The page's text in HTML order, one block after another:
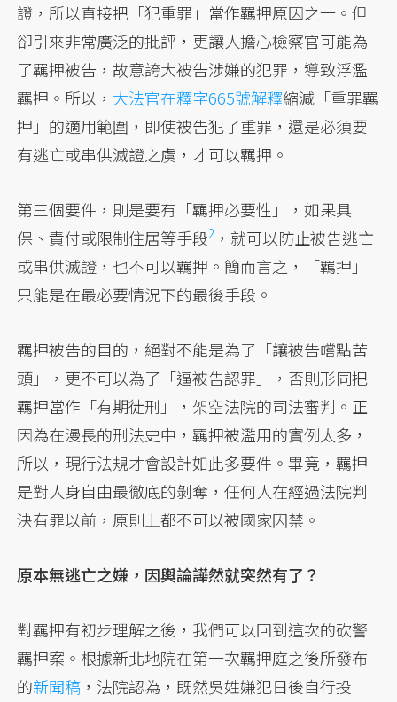
證，所以直接把「犯重罪」當作羈押原因之一。但
卻引來非常廣泛的批評，更讓人擔心檢察官可能為
了羈押被告，故意誇大被告涉嫌的犯罪，導致浮濫
羈押。所以， 大法官在釋字665號解釋縮減「重罪羈
押」的適用範圍，即使被告犯了重罪，還是必須要
有逃亡或串供滅證之虞，才可以羈押。
第三個要件，則是要有「羈押必要性」，如果具
保、責付或限制住居等手段2 ，就可以防止被告逃亡
或串供滅證，也不可以羈押。簡而言之，「羈押」
只能是在最必要情況下的最後手段。
羈押被告的目的，絕對不能是為了「讓被告嚐點苦
頭」，更不可以為了「逼被告認罪」，否則形同把
羈押當作「有期徒刑」，架空法院的司法審判。正
因為在漫長的刑法史中，羈押被濫用的實例太多，
所以，現行法規才會設計如此多要件。畢竟，羈押
是對人身自由最徹底的剝奪，任何人在經過法院判
決有罪以前，原則上都不可以被國家囚禁。
原本無逃亡之嫌，因輿論譁然就突然有了？
對羈押有初步理解之後，我們可以回到這次的砍警
羈押案。根據新北地院在第一次羈押庭之後所發布
的新聞稿 ，法院認為，既然吳姓嫌犯日後自行投